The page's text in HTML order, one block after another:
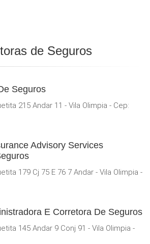
de Seguros
Seguros
215 Andar 11 - Vila Olimpia - Cep:
Advisory Services
179 Cj 75 E 76 7 Andar - Vila Olimpia -
E Corretora De Seguros
145 Andar 9 Conj 91 - Vila Olimpia -